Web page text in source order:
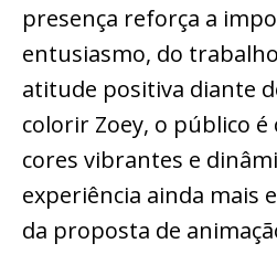
presença reforça a
entusiasmo, do
atitude positiva diante
colorir Zoey, o público
cores vibrantes e
experiência ainda mais
da proposta de